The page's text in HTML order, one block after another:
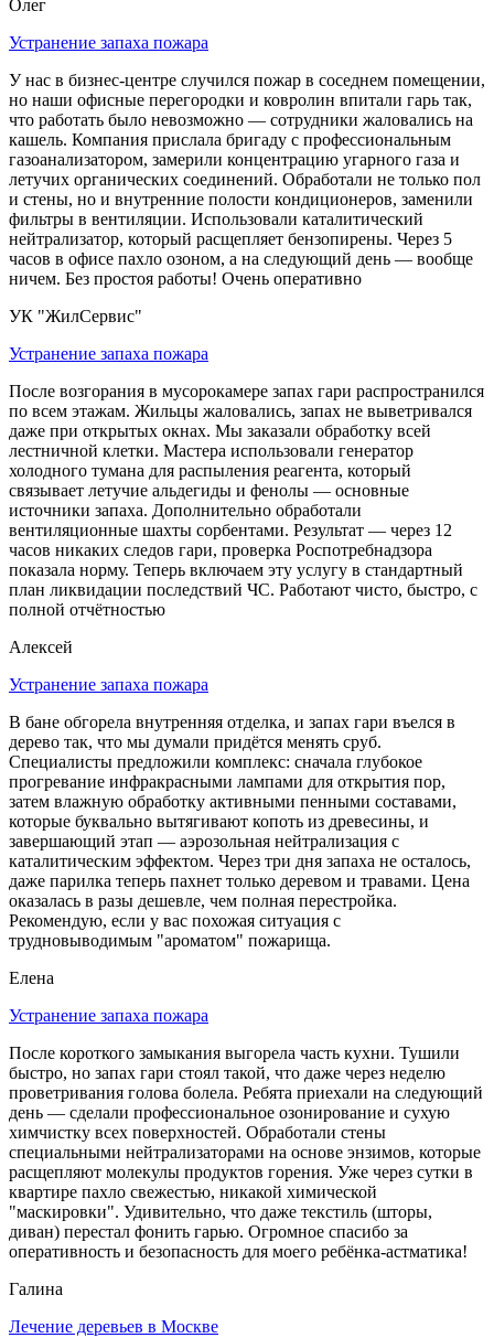
Олег
Устранение запаха пожара
У нас в бизнес-центре случился пожар в соседнем помещении,
но наши офисные перегородки и ковролин впитали гарь так,
что работать было невозможно — сотрудники жаловались на
кашель. Компания прислала бригаду с профессиональным
газоанализатором, замерили концентрацию угарного газа и
летучих органических соединений. Обработали не только пол
и стены, но и внутренние полости кондиционеров, заменили
фильтры в вентиляции. Использовали каталитический
нейтрализатор, который расщепляет бензопирены. Через 5
часов в офисе пахло озоном, а на следующий день — вообще
ничем. Без простоя работы! Очень оперативно
УК "ЖилСервис"
Устранение запаха пожара
После возгорания в мусорокамере запах гари распространился
по всем этажам. Жильцы жаловались, запах не выветривался
даже при открытых окнах. Мы заказали обработку всей
лестничной клетки. Мастера использовали генератор
холодного тумана для распыления реагента, который
связывает летучие альдегиды и фенолы — основные
источники запаха. Дополнительно обработали
вентиляционные шахты сорбентами. Результат — через 12
часов никаких следов гари, проверка Роспотребнадзора
показала норму. Теперь включаем эту услугу в стандартный
план ликвидации последствий ЧС. Работают чисто, быстро, с
полной отчётностью
Алексей
Устранение запаха пожара
В бане обгорела внутренняя отделка, и запах гари въелся в
дерево так, что мы думали придётся менять сруб.
Специалисты предложили комплекс: сначала глубокое
прогревание инфракрасными лампами для открытия пор,
затем влажную обработку активными пенными составами,
которые буквально вытягивают копоть из древесины, и
завершающий этап — аэрозольная нейтрализация с
каталитическим эффектом. Через три дня запаха не осталось,
даже парилка теперь пахнет только деревом и травами. Цена
оказалась в разы дешевле, чем полная перестройка.
Рекомендую, если у вас похожая ситуация с
трудновыводимым "ароматом" пожарища.
Елена
Устранение запаха пожара
После короткого замыкания выгорела часть кухни. Тушили
быстро, но запах гари стоял такой, что даже через неделю
проветривания голова болела. Ребята приехали на следующий
день — сделали профессиональное озонирование и сухую
химчистку всех поверхностей. Обработали стены
специальными нейтрализаторами на основе энзимов, которые
расщепляют молекулы продуктов горения. Уже через сутки в
квартире пахло свежестью, никакой химической
"маскировки". Удивительно, что даже текстиль (шторы,
диван) перестал фонить гарью. Огромное спасибо за
оперативность и безопасность для моего ребёнка-астматика!
Галина
Лечение деревьев в Москве